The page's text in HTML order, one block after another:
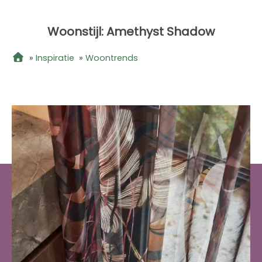
Woonstijl: Amethyst Shadow
» Inspiratie » Woontrends